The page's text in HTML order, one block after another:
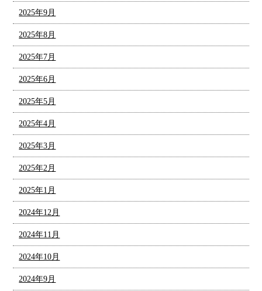
2025年9月
2025年8月
2025年7月
2025年6月
2025年5月
2025年4月
2025年3月
2025年2月
2025年1月
2024年12月
2024年11月
2024年10月
2024年9月